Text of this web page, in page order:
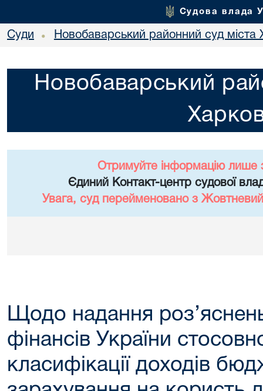
Судова влада
Суди • Новобаварський районний суд міста
Новобаварський
Отримуйте інформацію лише
Єдиний Контакт-центр судової
Увага, суд перейменовано з
Щодо надання
фінансів України
класифікації доходів